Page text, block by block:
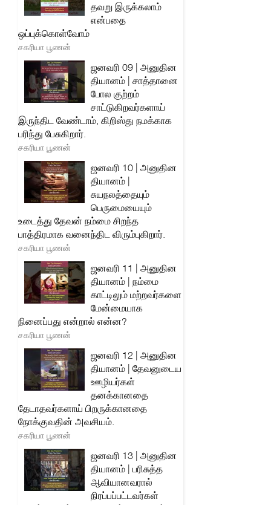
தவறு இருக்கலாம்
என்பதை
ஒப்புக்கொள்வோம்
சகரியா பூணன்
ஜனவரி 09 | அனுதின
தியானம் | சாத்தானை
போல குற்றம்
சாட்டுகிறவர்களாய்
இருந்திட வேண்டாம், கிறிஸ்து நமக்காக
பரிந்து பேசுகிறார்.
சகரியா பூணன்
ஜனவரி 10 | அனுதின
தியானம் |
சுயநலத்தையும்
பெருமையையும்
உடைத்து தேவன் நம்மை சிறந்த
பாத்திரமாக வனைந்திட விரும்புகிறார்.
சகரியா பூணன்
ஜனவரி 11 | அனுதின
தியானம் | நம்மை
காட்டிலும் மற்றவர்களை
மேன்மையாக
நினைப்பது என்றால் என்ன?
சகரியா பூணன்
ஜனவரி 12 | அனுதின
தியானம் | தேவனுடைய
ஊழியர்கள்
தனக்கானதை
தேடாதவர்களாய் பிறருக்கானதை
நோக்குவதின் அவசியம்.
சகரியா பூணன்
ஜனவரி 13 | அனுதின
தியானம் | பரிசுத்த
ஆவியானவரால்
நிரப்பப்பட்டவர்கள்